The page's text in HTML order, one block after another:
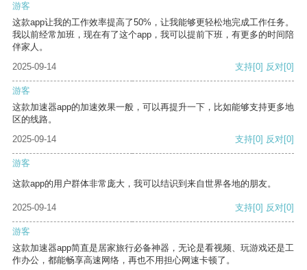
游客
这款app让我的工作效率提高了50%，让我能够更轻松地完成工作任务。
我以前经常加班，现在有了这个app，我可以提前下班，有更多的时间陪
伴家人。
2025-09-14
支持[0] 反对[0]
游客
这款加速器app的加速效果一般，可以再提升一下，比如能够支持更多地
区的线路。
2025-09-14
支持[0] 反对[0]
游客
这款app的用户群体非常庞大，我可以结识到来自世界各地的朋友。
2025-09-14 支持[0] 反对[0]
游客
这款加速器app简直是居家旅行必备神器，无论是看视频、玩游戏还是工
作办公，都能畅享高速网络，再也不用担心网速卡顿了。